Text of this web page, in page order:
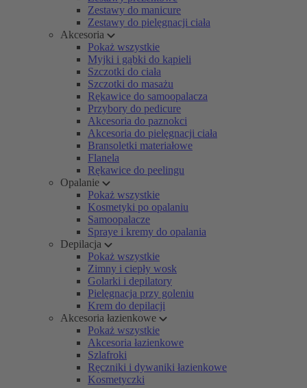
Zestawy do manicure
Zestawy do pielęgnacji ciała
Akcesoria
Pokaż wszystkie
Myjki i gąbki do kąpieli
Szczotki do ciała
Szczotki do masażu
Rękawice do samoopalacza
Przybory do pedicure
Akcesoria do paznokci
Akcesoria do pielęgnacji ciała
Bransoletki materiałowe
Flanela
Rękawice do peelingu
Opalanie
Pokaż wszystkie
Kosmetyki po opalaniu
Samoopalacze
Spraye i kremy do opalania
Depilacja
Pokaż wszystkie
Zimny i ciepły wosk
Golarki i depilatory
Pielęgnacja przy goleniu
Krem do depilacji
Akcesoria łazienkowe
Pokaż wszystkie
Akcesoria łazienkowe
Szlafroki
Ręczniki i dywaniki łazienkowe
Kosmetyczki